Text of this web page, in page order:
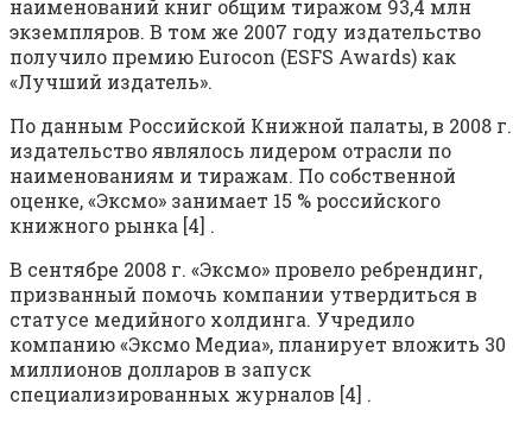
наименований книг общим тиражом 93,4 млн
экземпляров. В том же 2007 году издательство
получило премию Eurocon (ESFS Awards) как
«Лучший издатель».
По данным Российской Книжной палаты, в 2008 г.
издательство являлось лидером отрасли по
наименованиям и тиражам. По собственной
оценке, «Эксмо» занимает 15 % российского
книжного рынка [4] .
В сентябре 2008 г. «Эксмо» провело ребрендинг,
призванный помочь компании утвердиться в
статусе медийного холдинга. Учредило
компанию «Эксмо Медиа», планирует вложить 30
миллионов долларов в запуск
специализированных журналов [4] .